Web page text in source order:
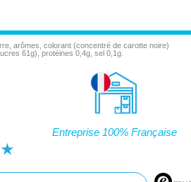
arômes, colorant (concentré de carotte noire)
61g), protéines 0,4g, sel 0,1g.
Entreprise 100% Française
★